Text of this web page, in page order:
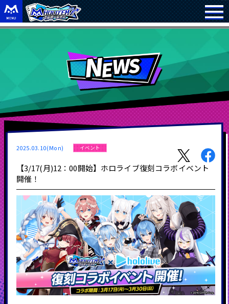
2025.03.10(Mon) イベント
【3/17(月)12：00開始】ホロライブ復刻コラボイベント
開催！